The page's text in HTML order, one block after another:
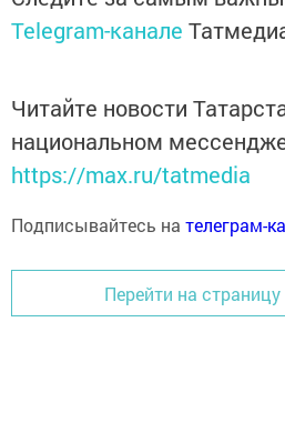
Telegram-канале
Читайте новости
национальном
https://max.ru/tatmedia
Подписывайтесь на телеграм-
Перейти на